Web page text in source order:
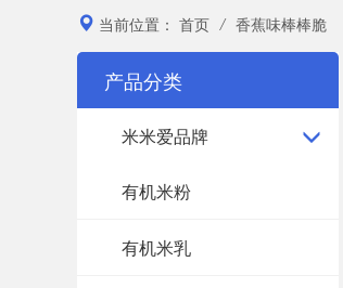
当前位置：首页 / 香蕉味棒棒脆
产品分类
米米爱品牌
有机米粉
有机米乳